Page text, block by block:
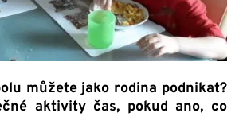
můžete jako rodina podnikat?
aktivity čas, pokud ano, co